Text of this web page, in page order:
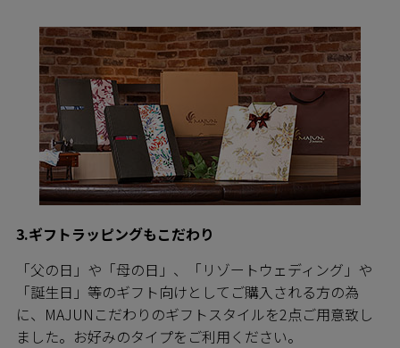
3.ギフトラッピングもこだわり
「父の日」や「母の日」、「リゾートウェディング」や
「誕生日」等のギフト向けとしてご購入される方の為
に、MAJUNこだわりのギフトスタイルを2点ご用意致し
ました。お好みのタイプをご利用ください。